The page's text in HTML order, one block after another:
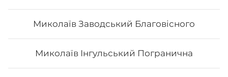
Миколаїв Заводський Благовісного
Миколаїв Інгульський Погранична